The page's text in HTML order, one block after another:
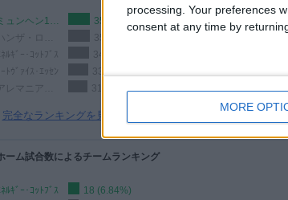
processing. Your preferences
consent at any time by
MORE
ミュンヘン1860
35 (13.31%)
35 (13.31%)
ﾙｷﾞｰ･ｺｯﾄﾌﾞｽ
34 (12.93%)
ﾄｳﾞｧｲｽ･ｴｯｾﾝ
33 (12.55%)
31 (11.79%)
完全なランキングを見る
ーム試合数によるチームランキング
ﾙｷﾞｰ･ｺｯﾄﾌﾞｽ
18 (6.84%)